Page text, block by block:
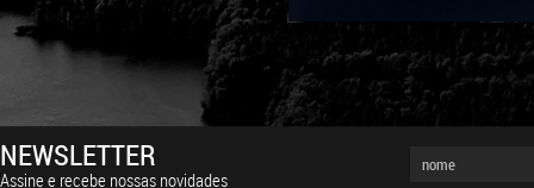
NEWSLETTER
Assine e recebe nossas novidades